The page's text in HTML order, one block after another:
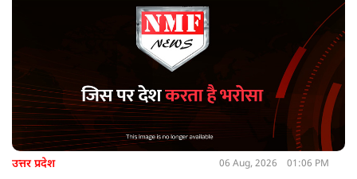
उत्तर प्रदेश 06 Aug, 2026 01:06 PM